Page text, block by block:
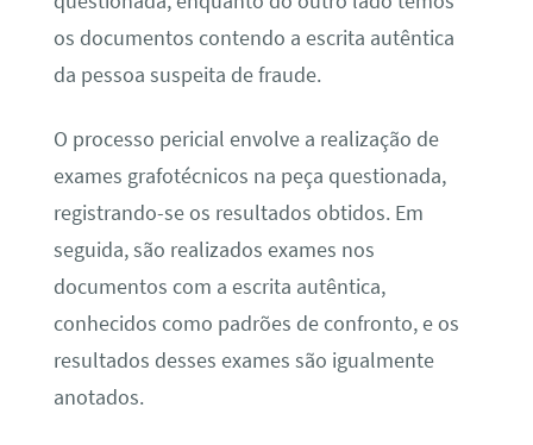
os documentos contendo a escrita autêntica
da pessoa suspeita de fraude.
O processo pericial envolve a realização de
exames grafotécnicos na peça questionada,
registrando-se os resultados obtidos. Em
seguida, são realizados exames nos
documentos com a escrita autêntica,
conhecidos como padrões de confronto, e os
resultados desses exames são igualmente
anotados.